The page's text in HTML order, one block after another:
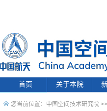
首页 关于本院
您当前位置： 中国空间技术研究院 >>